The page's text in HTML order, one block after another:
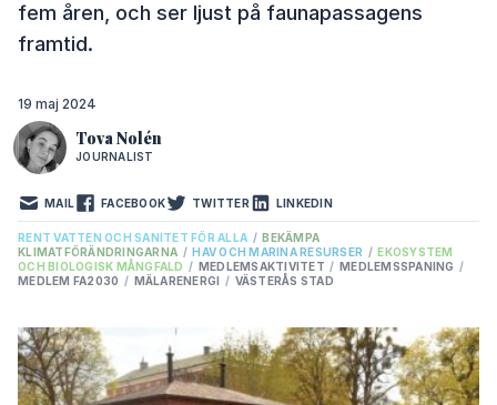
fem åren, och ser ljust på faunapassagens
framtid.
19 maj 2024
Tova Nolén
JOURNALIST
MAIL FACEBOOK TWITTER LINKEDIN
RENT VATTEN OCH SANITET FÖR ALLA / BEKÄMPA
KLIMATFÖRÄNDRINGARNA / HAV OCH MARINA RESURSER / EKOSYSTEM
OCH BIOLOGISK MÅNGFALD / MEDLEMSAKTIVITET / MEDLEMSSPANING /
MEDLEM FA2030 / MÄLARENERGI / VÄSTERÅS STAD